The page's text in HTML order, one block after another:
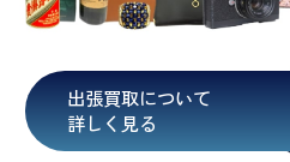
出張買取について
詳しく見る